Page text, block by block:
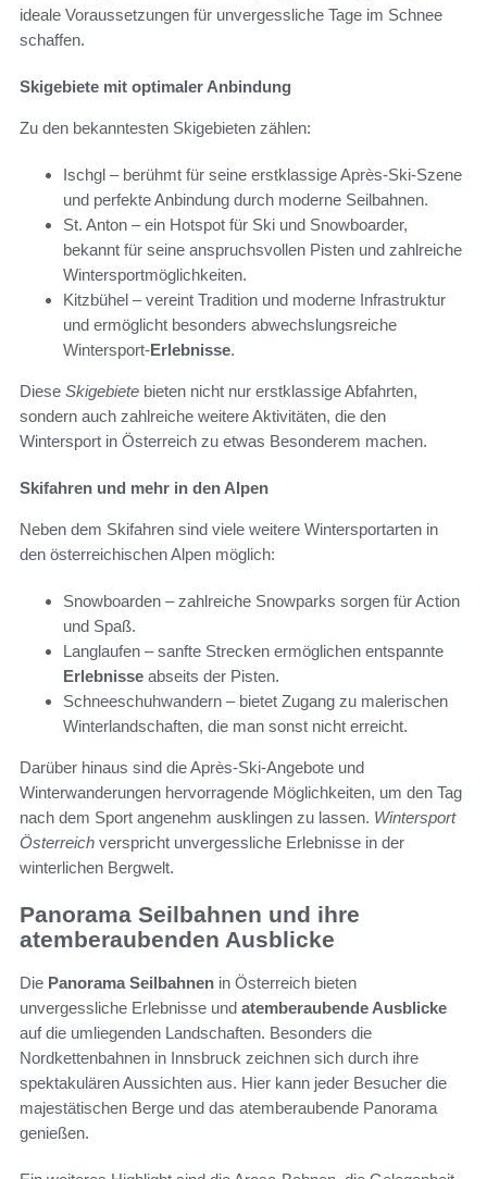
ideale Voraussetzungen für unvergessliche Tage im Schnee
schaffen.
Skigebiete mit optimaler Anbindung
Zu den bekanntesten Skigebieten zählen:
Ischgl – berühmt für seine erstklassige Après-Ski-Szene
und perfekte Anbindung durch moderne Seilbahnen.
St. Anton – ein Hotspot für Ski und Snowboarder,
bekannt für seine anspruchsvollen Pisten und zahlreiche
Wintersportmöglichkeiten.
Kitzbühel – vereint Tradition und moderne Infrastruktur
und ermöglicht besonders abwechslungsreiche
Wintersport-Erlebnisse.
Diese Skigebiete bieten nicht nur erstklassige Abfahrten,
sondern auch zahlreiche weitere Aktivitäten, die den
Wintersport in Österreich zu etwas Besonderem machen.
Skifahren und mehr in den Alpen
Neben dem Skifahren sind viele weitere Wintersportarten in
den österreichischen Alpen möglich:
Snowboarden – zahlreiche Snowparks sorgen für Action
und Spaß.
Langlaufen – sanfte Strecken ermöglichen entspannte
Erlebnisse abseits der Pisten.
Schneeschuhwandern – bietet Zugang zu malerischen
Winterlandschaften, die man sonst nicht erreicht.
Darüber hinaus sind die Après-Ski-Angebote und
Winterwanderungen hervorragende Möglichkeiten, um den Tag
nach dem Sport angenehm ausklingen zu lassen. Wintersport
Österreich verspricht unvergessliche Erlebnisse in der
winterlichen Bergwelt.
Panorama Seilbahnen und ihre
atemberaubenden Ausblicke
Die Panorama Seilbahnen in Österreich bieten
unvergessliche Erlebnisse und atemberaubende Ausblicke
auf die umliegenden Landschaften. Besonders die
Nordkettenbahnen in Innsbruck zeichnen sich durch ihre
spektakulären Aussichten aus. Hier kann jeder Besucher die
majestätischen Berge und das atemberaubende Panorama
genießen.